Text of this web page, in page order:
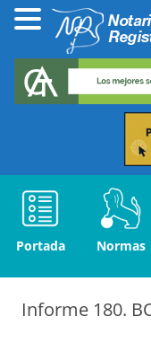
Portada Normas
Informe 180.